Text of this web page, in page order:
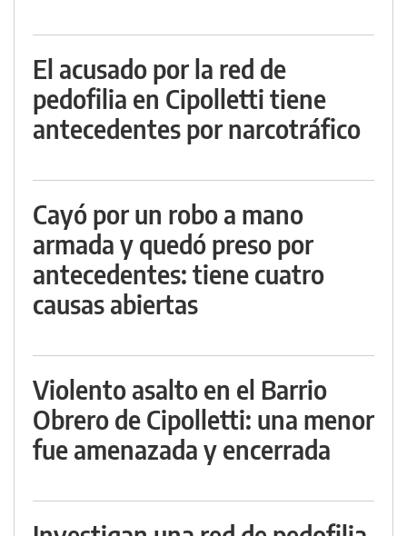
El acusado por la red de
pedofilia en Cipolletti tiene
antecedentes por narcotráfico
Cayó por un robo a mano
armada y quedó preso por
antecedentes: tiene cuatro
causas abiertas
Violento asalto en el Barrio
Obrero de Cipolletti: una menor
fue amenazada y encerrada